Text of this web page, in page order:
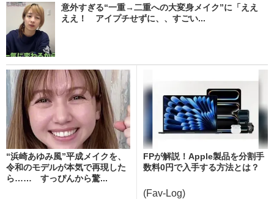
意外すぎる“一重→二重への大変身メイク”に「ええ
ええ！ アイプチせずに、、すごい...
“浜崎あゆみ風”平成メイクを、
令和のモデルが本気で再現した
ら…… すっぴんから驚...
FPが解説！Apple製品を分割手
数料0円で入手する方法とは？
(Fav-Log)